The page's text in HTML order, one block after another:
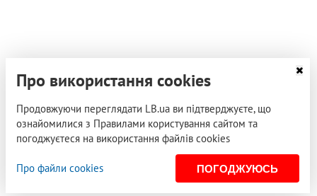
Про використання cookies
Продовжуючи переглядати LB.ua ви підтверджуєте, що
ознайомилися з Правилами користування сайтом та
погоджуєтеся на використання файлів cookies
Про файли cookies ПОГОДЖУЮСЬ